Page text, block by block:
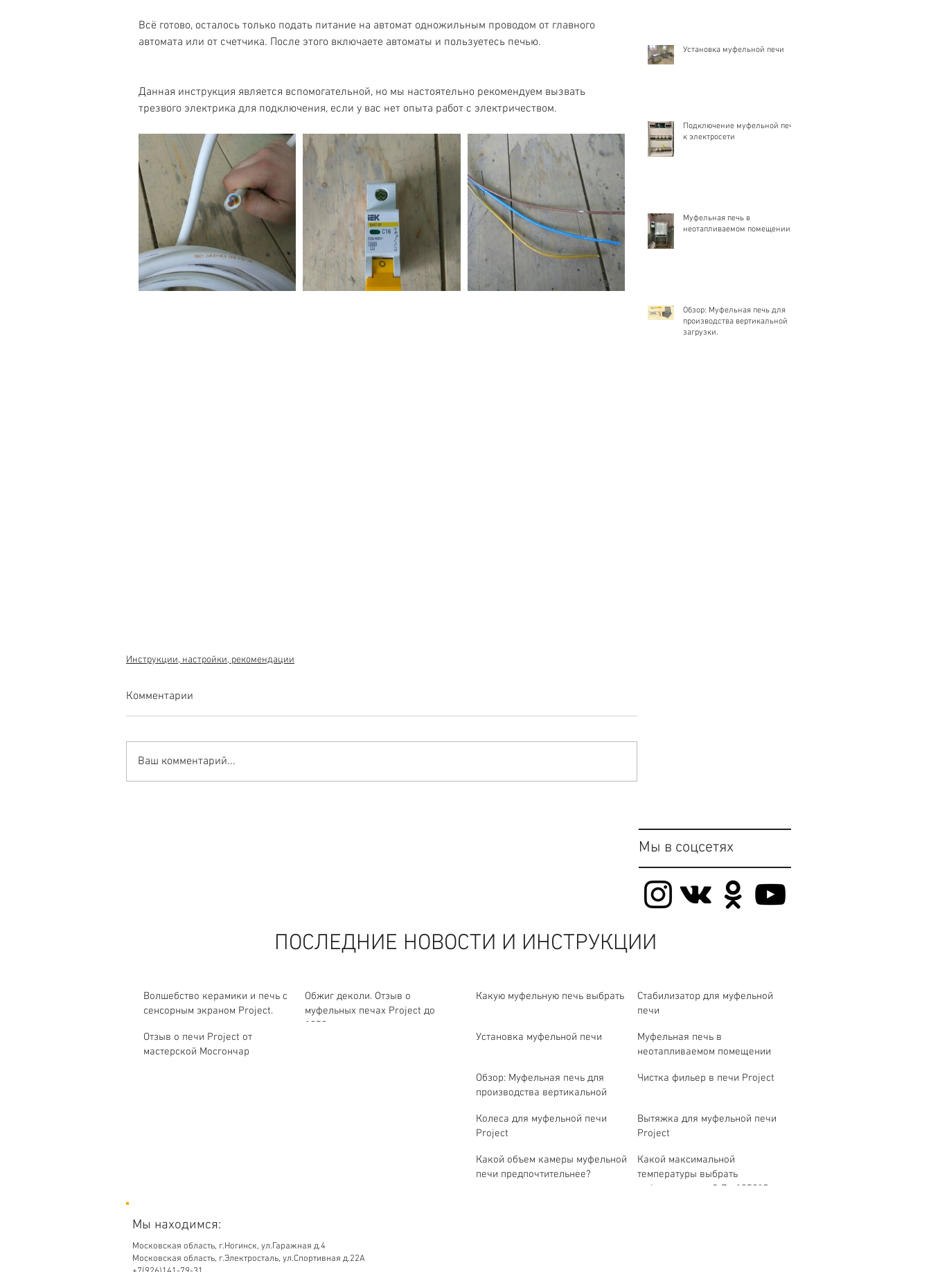
Всё готово, осталось только подать питание на автомат одножильным проводом от главного
автомата или от счетчика. После этого включаете автоматы и пользуетесь печью.
Данная инструкция является вспомогательной, но мы настоятельно рекомендуем вызвать
трезвого электрика для подключения, если у вас нет опыта работ с электричеством.
Инструкции, настройки, рекомендации
Комментарии
Ваш комментарий...
Установка муфельной печи
Подключение муфельной печи
к электросети
Муфельная печь в
неотапливаемом помещении
Обзор: Муфельная печь для
производства вертикальной
загрузки.
Мы в соцсетях
ПОСЛЕДНИЕ НОВОСТИ И ИНСТРУКЦИИ
Волшебство керамики и печь с
сенсорным экраном Project.
Обжиг деколи. Отзыв о
муфельных печах Project до
1350 градусов.
Отзыв о печи Project от
мастерской Мосгончар
Какую муфельную печь выбрать
Стабилизатор для муфельной
печи
Установка муфельной печи
Муфельная печь в
неотапливаемом помещении
Обзор: Муфельная печь для
производства вертикальной
Чистка фильер в печи Project
Колеса для муфельной печи
Project
Вытяжка для муфельной печи
Project
Какой объем камеры муфельной
печи предпочтительнее?
Какой максимальной
температуры выбрать
муфельную печь? До 1250°C или
Мы находимся:
Московская область, г.Ногинск, ул.Гаражная д.4
Московская область, г.Электросталь, ул.Спортивная д.22А